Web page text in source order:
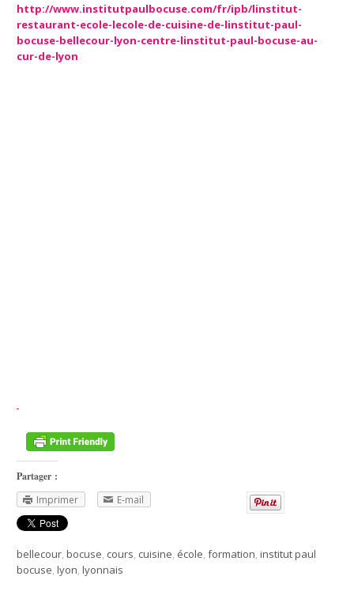
http://www.institutpaulbocuse.com/fr/ipb/linstitut-
restaurant-ecole-lecole-de-cuisine-de-linstitut-paul-
bocuse-bellecour-lyon-centre-linstitut-paul-bocuse-au-
cur-de-lyon
Partager :
Imprimer
E-mail
bellecour,bocuse, cours, cuisine, école,formation,institut paul
bocuse,lyon,lyonnais